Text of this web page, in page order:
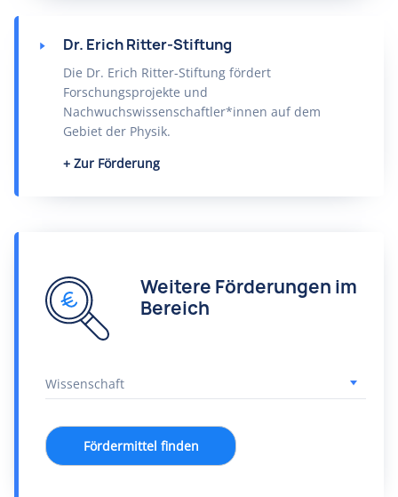
Dr. Erich Ritter-Stiftung
Die Dr. Erich Ritter-Stiftung fördert
Forschungsprojekte und
Nachwuchswissenschaftler*innen auf dem
Gebiet der Physik.
Zur Förderung
Weitere Förderungen im
Bereich
Fördermittel finden